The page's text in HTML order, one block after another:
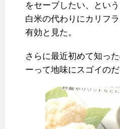
をセーブしたい、とい
白米の代わりにカリフ
有効と見た。
さらに最近初めて知っ
ーって地味にスゴイのだ